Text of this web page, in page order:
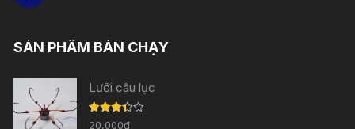
SẢN PHẨM BÁN CHẠY
Lưỡi câu lục
Được
20,000₫